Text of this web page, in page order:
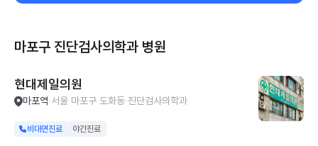
마포구 진단검사의학과 병원
현대제일의원
마포역 서울 마포구 도화동 진단검사의학과
비대면진료 야간진료